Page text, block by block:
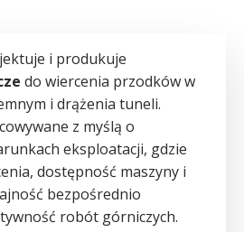
i produkuje
do wiercenia przodków w
i drążenia tuneli.
z myślą o
eksploatacji, gdzie
dostępność maszyny i
bezpośrednio
robót górniczych.